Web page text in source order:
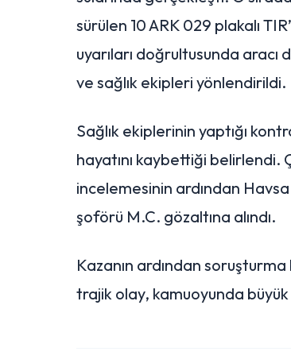
sürülen 10 ARK 029 plakalı
uyarıları doğrultusunda aracı
ve sağlık ekipleri yönlendirildi.
Sağlık ekiplerinin yaptığı
hayatını kaybettiği belirlendi.
incelemesinin ardından
şoförü M.C. gözaltına alındı.
Kazanın ardından soruşturma
trajik olay, kamuoyunda büyük